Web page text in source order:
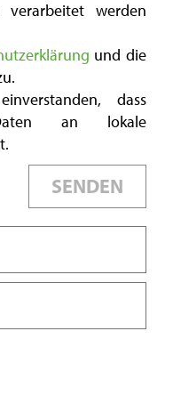
verarbeitet werden
und die
dass
an lokale